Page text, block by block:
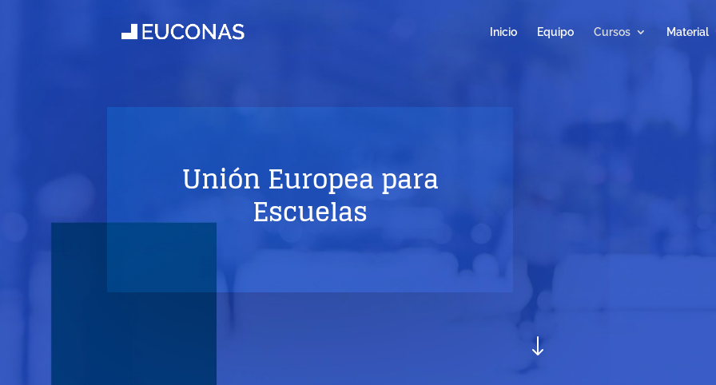
Inicio Equipo Cursos Material
Unión Europea para
Escuelas
"